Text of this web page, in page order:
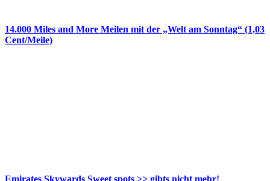
14.000 Miles and More Meilen mit der „Welt am Sonntag“ (1,03
Cent/Meile)
Emirates Skywards Sweet spots >> gibts nicht mehr!